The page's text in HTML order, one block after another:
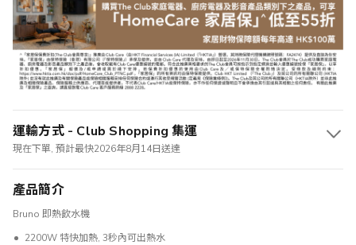
運輸方式 - Club Shopping 集運
現在下單, 預計最快2026年8月14日送達
產品簡介
Bruno 即熱飲水機
2200W 特快加熱, 3秒內可出熱水